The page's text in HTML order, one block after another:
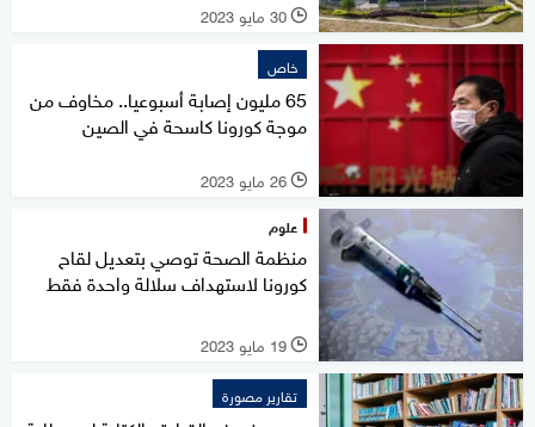
l 30 مايو 2023
خاص
65 مليون إصابة أسبوعيا.. مخاوف من
موجة كورونا كاسحة في الصين
l 26 مايو 2023
علوم
منظمة الصحة توصي بتعديل لقاح
كورونا لاستهداف سلالة واحدة فقط
l 19 مايو 2023
تقارير مصورة